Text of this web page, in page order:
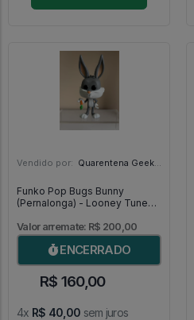
Vendido por: Quarentena Geek Store - SP
Funko Pop Bugs Bunny
(Pernalonga) - Looney Tunes
Valor arremate: R$ 200,00
ENCERRADO
R$ 160,00
4x R$ 40,00 sem juros